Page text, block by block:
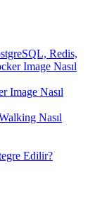
Redis,
Image Nasıl
Image Nasıl
Nasıl
Edilir?